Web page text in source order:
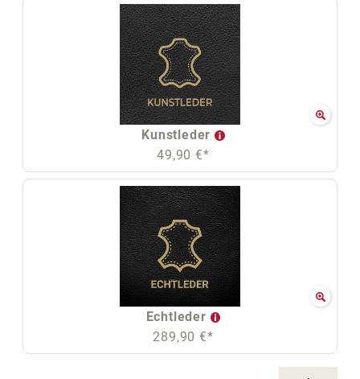
Kunstleder
49,90 €*
Echtleder
289,90 €*